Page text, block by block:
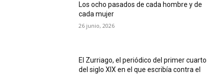
Los ocho pasados de cada hombre y de
cada mujer
26 junio, 2026
El Zurriago, el periódico del primer cuarto
del siglo XIX en el que escribía contra el